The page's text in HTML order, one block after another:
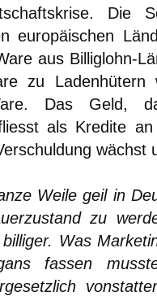
Die
europäischen
aus Billiglohn-
zu Ladenhütern
Das Geld,
als Kredite
wächst
Weile geil in
zu
Was
fassen